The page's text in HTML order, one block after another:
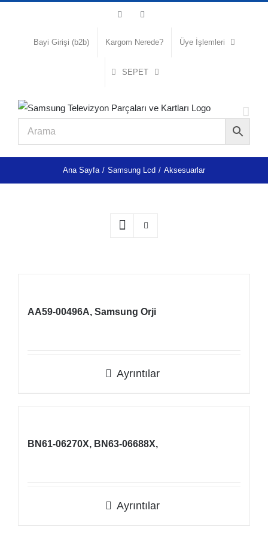
Facebook
Bayi Girişi (b2b) Kargom Nerede? Üye İşlemleri
SEPET
Ana Sayfa / Samsung Lcd / Aksesuarlar
AA59-00496A, Samsung Orji
Ayrıntılar
BN61-06270X, BN63-06688X,
Ayrıntılar